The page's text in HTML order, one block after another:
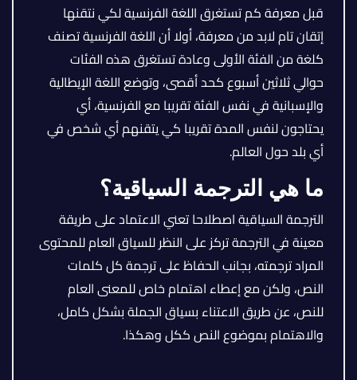
قبل معرفة كم تستغرق اللغة الفرنسية لكي نتقنها
إتقان تام لابد من معرفة، أولا أن اللغة الفرنسية تصنف
كلغة من الفئة الأولى وعادة تستغرق هذه الفئات
حوالي ثلاثين أسبوع كحد أقصى، وتوضع اللغة الإيطالية
والإسبانية في نفس الفئة تقريبا مع الفرنسية، أي
يحتاجون لنفس المدة تقريبا كي يتقنهم أي شخص في
أي بلد حول العالم.
ما هي الترجمة السياقية؟
الترجمة السياقية اصطلاحا تعني الاعتماد على طريقة
معينة في الترجمة تركز على النظر للسياق العام للمحتوى
المراد ترجمته، بجانب الحفاظ على ترجمة كل كلمات
النص، ولكن مع إعطاء اهتمام خاص للمعنى العام
للنص، عن طريق الاعتناء بسياق الجملة بشكل كامل،
والاهتمام بموضوع النص ككل وهكذا.